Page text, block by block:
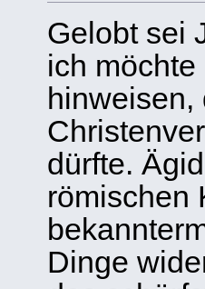
Gelobt sei
ich
dürfte.
römischen
Dinge